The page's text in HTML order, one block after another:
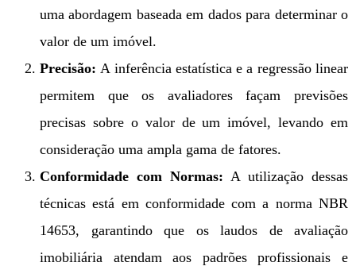
uma abordagem baseada em dados para determinar o
valor de um imóvel.
Precisão: A inferência estatística e a regressão linear
permitem que os avaliadores façam previsões
precisas sobre o valor de um imóvel, levando em
consideração uma ampla gama de fatores.
Conformidade com Normas: A utilização dessas
técnicas está em conformidade com a norma NBR
14653, garantindo que os laudos de avaliação
imobiliária atendam aos padrões profissionais e